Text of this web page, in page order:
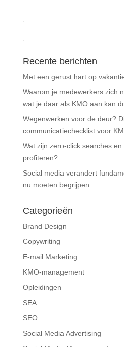
Recente berichten
Met een gerust hart op
Waarom je medewerkers zich
wat je daar als KMO aan kan
Wegenwerken voor de deur?
communicatiechecklist voor
Wat zijn zero-click searches
profiteren?
Social media verandert
nu moeten begrijpen
Categorieën
Brand Design
Copywriting
E-mail Marketing
KMO-management
Opleidingen
SEA
SEO
Social Media Advertising